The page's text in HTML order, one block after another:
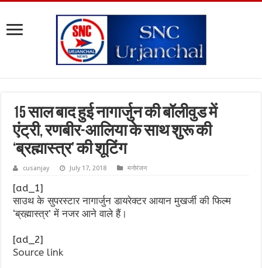
15 साल बाद हुई नागार्जुन की बॉलीवुड में
एंट्री, रणबीर-आलिया के साथ शुरू की
‘ब्रह्मास्त्र’ की शूटिंग
cusanjay July 17, 2018 मनोरंजन
[ad_1]
साउथ के सुपरस्टार नागार्जुन डायरेक्टर आयान मुखर्जी की फिल्म
‘ब्रह्मास्त्र’ में नजर आने वाले हैं।
[ad_2]
Source link